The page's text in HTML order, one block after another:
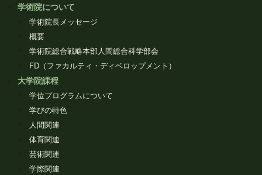
学術院について
学術院長メッセージ
概要
学術院総合戦略本部人間総合科学部会
FD（ファカルティ・ディベロップメント）
大学院課程
学位プログラムについて
学びの特色
人間関連
体育関連
芸術関連
学際関連